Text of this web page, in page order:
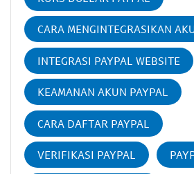
CARA MENGINTEGRASIKAN
INTEGRASI PAYPAL WEBSITE
KEAMANAN AKUN PAYPAL
CARA DAFTAR PAYPAL
VERIFIKASI PAYPAL